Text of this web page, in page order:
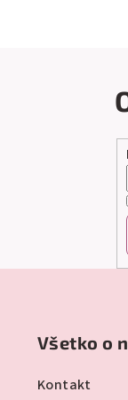
Všetko o
Kontakt